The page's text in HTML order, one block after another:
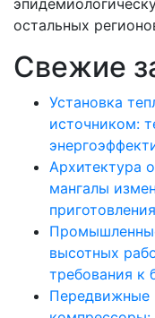
остальных
Свежие
Установка
источником:
Архитектура
мангалы
высотных
требования к
Передвижные